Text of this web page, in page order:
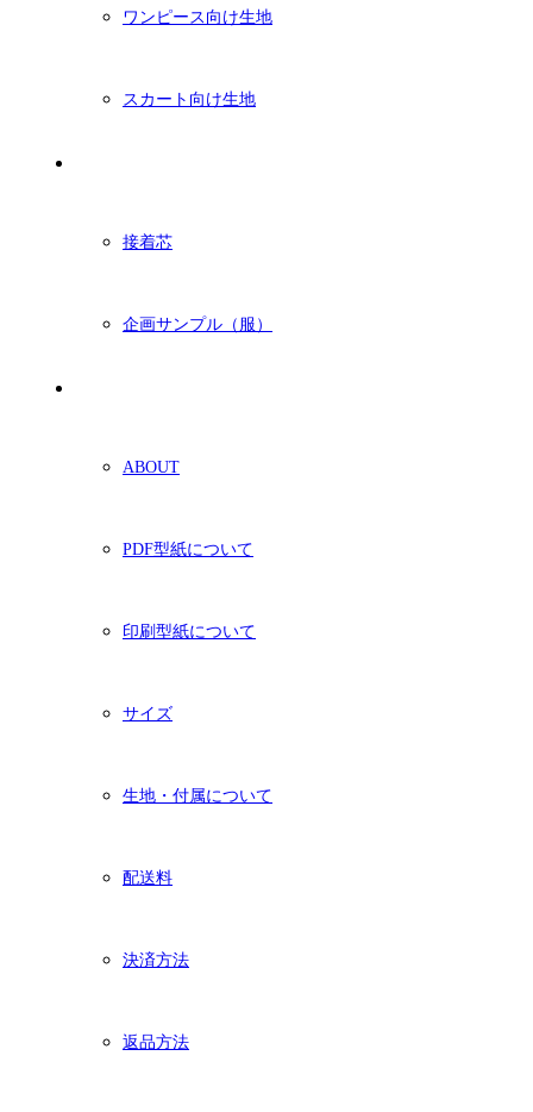
ワンピース向け生地
スカート向け生地
接着芯
企画サンプル（服）
ABOUT
PDF型紙について
印刷型紙について
サイズ
生地・付属について
配送料
決済方法
返品方法